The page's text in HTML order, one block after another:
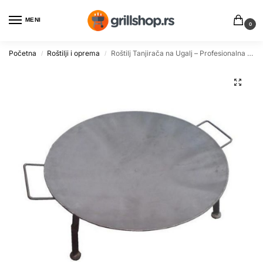
MENI
0
Početna / Roštilji i oprema / Roštilj Tanjirača na Ugalj – Profesionalna Čelična Ploča za Grilovanje